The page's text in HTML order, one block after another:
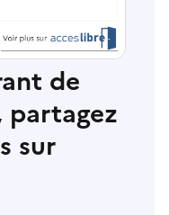
de
partagez
sur